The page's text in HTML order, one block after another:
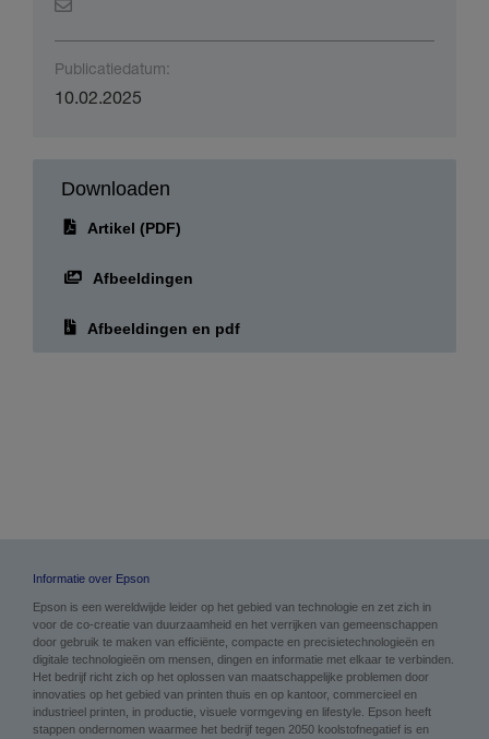
Publicatiedatum:
10.02.2025
Downloaden
Artikel (PDF)
Afbeeldingen
Afbeeldingen en pdf
Informatie over Epson
Epson is een wereldwijde leider op het gebied van technologie en zet zich in
voor de co-creatie van duurzaamheid en het verrijken van gemeenschappen
door gebruik te maken van efficiënte, compacte en precisietechnologieën en
digitale technologieën om mensen, dingen en informatie met elkaar te verbinden.
Het bedrijf richt zich op het oplossen van maatschappelijke problemen door
innovaties op het gebied van printen thuis en op kantoor, commercieel en
industrieel printen, in productie, visuele vormgeving en lifestyle. Epson heeft
stappen ondernomen waarmee het bedrijf tegen 2050 koolstofnegatief is en